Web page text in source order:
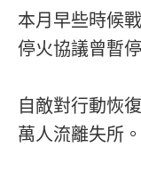
本月早些時候
停火協議曾暫
自敵對行動恢
萬人流離失所。